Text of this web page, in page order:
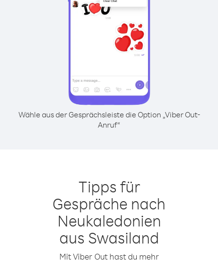
Wähle aus der Gesprächsleiste die Option „Viber Out-
Anruf“
Tipps für
Gespräche nach
Neukaledonien
aus Swasiland
Mit Viber Out hast du mehr